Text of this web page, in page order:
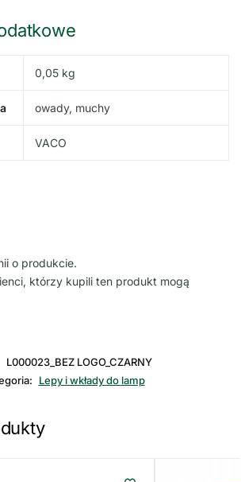
0,05 kg
owady, muchy
VACO
o produkcie.
którzy kupili ten produkt mogą
L000023_BEZ LOGO_CZARNY
Lepy i wkłady do lamp